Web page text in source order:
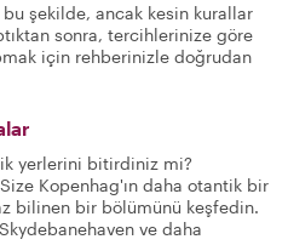
şekilde, ancak kesin kurallar
sonra, tercihlerinize göre
için rehberinizle doğrudan
yerlerini bitirdiniz mi?
Kopenhag'ın daha otantik bir
bilinen bir bölümünü keşfedin.
ve daha